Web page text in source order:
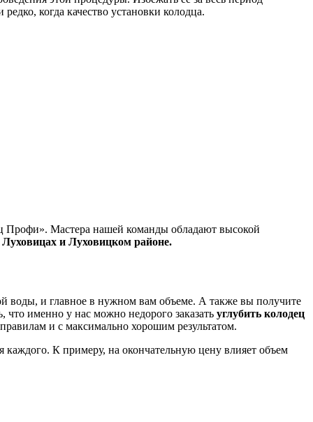
когда качество установки колодца.
Профи». Мастера нашей команды обладают высокой
Луховицах и Луховицком районе.
воды, и главное в нужном вам объеме. А также вы получите
именно у нас можно недорого заказать углубить колодец
и с максимально хорошим результатом.
каждого. К примеру, на окончательную цену влияет объем